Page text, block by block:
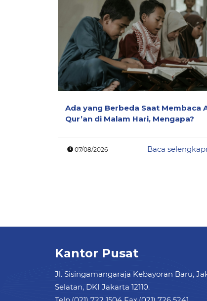
Ada yang Berbeda Saat Membaca
Qur’an di Malam Hari, Mengapa?
07/08/2026 Baca
Kantor Pusat
Jl. Sisingamangaraja Kebayoran Baru,
Selatan, DKI Jakarta 12110.